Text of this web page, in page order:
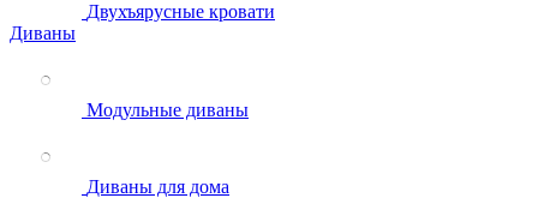
Двухъярусные кровати
Диваны
Модульные диваны
Диваны для дома